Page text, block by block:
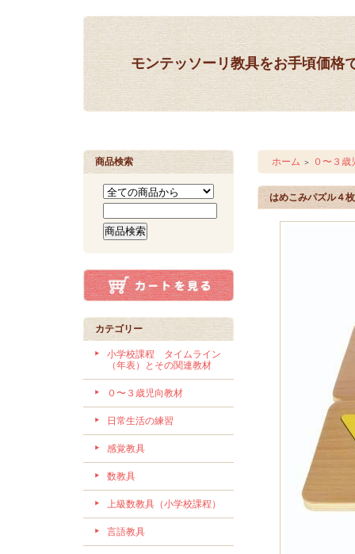
モンテッソーリ教具をお手頃価格
商品検索
カテゴリー
小学校課程 タイムライン
（年表）とその関連教材
０〜３歳児向教材
日常生活の練習
感覚教具
数教具
上級数教具（小学校課程）
言語教具
ホーム ＞ ０〜３歳
はめこみパズル４